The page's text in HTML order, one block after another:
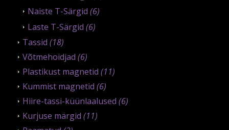
Naiste T-Särgid (6)
Laste T-Särgid (6)
Tassid (18)
Võtmehoidjad (6)
Plastikust magnetid (11)
Kummist magnetid (6)
Hiire-tassi-küünlaalused (6)
Kurjuse märgid (11)